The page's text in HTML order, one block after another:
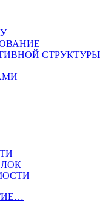
СТРУКТУРЫ